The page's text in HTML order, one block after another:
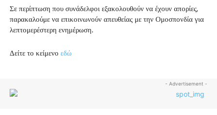
Σε περίπτωση που συνάδελφοι εξακολουθούν να έχουν απορίες,
παρακαλούμε να επικοινωνούν απευθείας με την Ομοσπονδία για
λεπτομερέστερη ενημέρωση.
Δείτε το κείμενο εδώ
- Advertisement -